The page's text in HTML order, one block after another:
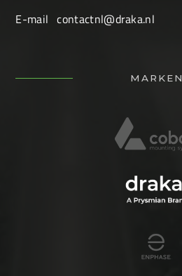
E-mail
contactnl@draka.nl
MARKEN